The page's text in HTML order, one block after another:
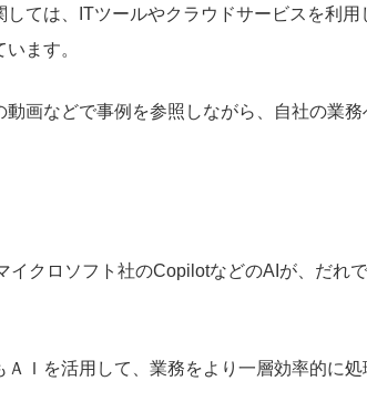
ては、ITツールやクラウドサービスを利用
ます。
動画などで事例を参照しながら、自社の業
イクロソフト社のCopilotなどのAIが、だれ
Ｉを活用して、業務をより一層効率的に処